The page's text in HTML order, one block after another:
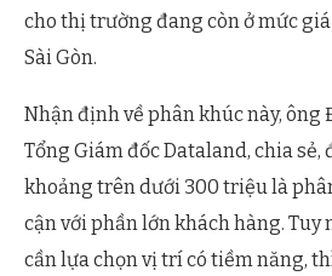
cho thị trường đang còn ở mức
Sài Gòn.
Nhận định về phân khúc này, ông
Tổng Giám đốc Dataland, chia sẻ,
khoảng trên dưới 300 triệu là
cận với phần lớn khách hàng. Tuy
cần lựa chọn vị trí có tiềm năng,